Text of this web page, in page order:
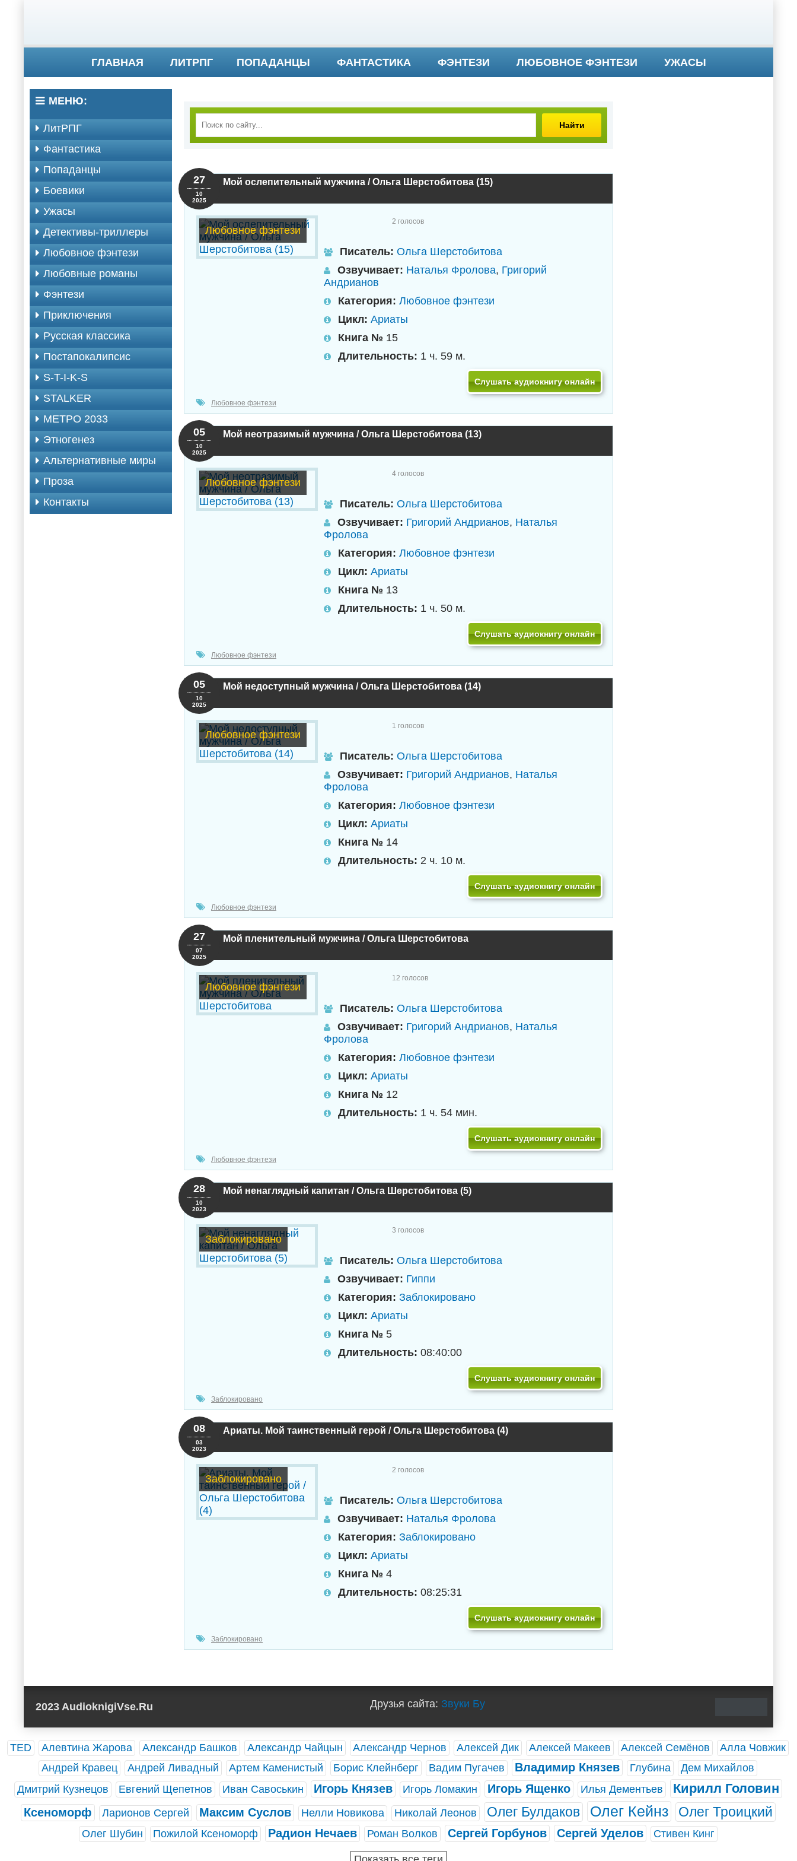
ГЛАВНАЯ ЛИТРПГ ПОПАДАНЦЫ ФАНТАСТИКА ФЭНТЕЗИ ЛЮБОВНОЕ ФЭНТЕЗИ УЖАСЫ
Найти
Мой ослепительный мужчина / Ольга Шерстобитова (15)
27
10
2025
Любовное фэнтези
2 голосов
Писатель: Ольга Шерстобитова
Озвучивает: Наталья Фролова, Григорий
Андрианов
Категория: Любовное фэнтези
Цикл: Ариаты
Книга № 15
Длительность: 1 ч. 59 м.
Слушать аудиокнигу онлайн
Любовное фэнтези
Мой неотразимый мужчина / Ольга Шерстобитова (13)
05
10
2025
Любовное фэнтези
4голосов
Писатель: Ольга Шерстобитова
Озвучивает: Григорий Андрианов, Наталья
Фролова
Категория: Любовное фэнтези
Цикл: Ариаты
Книга № 13
Длительность: 1 ч. 50 м.
Слушать аудиокнигу онлайн
Любовное фэнтези
Мой недоступный мужчина / Ольга Шерстобитова (14)
05
10
2025
Любовное фэнтези
1 голосов
Писатель: Ольга Шерстобитова
Озвучивает: Григорий Андрианов, Наталья
Фролова
Категория: Любовное фэнтези
Цикл: Ариаты
Книга № 14
Длительность: 2 ч. 10 м.
Слушать аудиокнигу онлайн
Любовное фэнтези
Мой пленительный мужчина / Ольга Шерстобитова
27
07
2025
Любовное фэнтези
12 голосов
Писатель: Ольга Шерстобитова
Озвучивает: Григорий Андрианов, Наталья
Фролова
Категория: Любовное фэнтези
Цикл: Ариаты
Книга № 12
Длительность: 1 ч. 54 мин.
Слушать аудиокнигу онлайн
Любовное фэнтези
Мой ненаглядный капитан / Ольга Шерстобитова (5)
28
10
2023
Заблокировано
3 голосов
Писатель: Ольга Шерстобитова
Озвучивает: Гиппи
Категория: Заблокировано
Цикл: Ариаты
Книга № 5
Длительность: 08:40:00
Слушать аудиокнигу онлайн
Заблокировано
Ариаты. Мой таинственный герой / Ольга Шерстобитова (4)
08
03
2023
Заблокировано
2 голосов
Писатель: Ольга Шерстобитова
Озвучивает: Наталья Фролова
Категория: Заблокировано
Цикл: Ариаты
Книга № 4
Длительность: 08:25:31
Слушать аудиокнигу онлайн
Заблокировано
МЕНЮ:
ЛитРПГ
Фантастика
Попаданцы
Боевики
Ужасы
Детективы-триллеры
Любовное фэнтези
Любовные романы
Фэнтези
Приключения
Русская классика
Постапокалипсис
S-T-I-K-S
STALKER
МЕТРО 2033
Этногенез
Альтернативные миры
Проза
Контакты
2023 AudioknigiVse.Ru Друзья сайта: Звуки Бу
TED Алевтина Жарова Александр Башков Александр Чайцын Александр Чернов Алексей Дик Алексей Макеев Алексей Семёнов
Алла Човжик
Андрей Кравец
Андрей Ливадный Артем Каменистый Борис Клейнберг Вадим Пугачев Владимир Князев Глубина
Дем Михайлов
Дмитрий Кузнецов
Евгений Щепетнов Иван Савоськин Игорь Князев Игорь Ломакин Игорь Ященко Илья Дементьев Кирилл Головин
Ксеноморф Ларионов Сергей Максим Суслов Нелли Новикова Николай Леонов Олег Булдаков Олег Кейнз Олег Троицкий
Олег Шубин Пожилой Ксеноморф Радион Нечаев Роман Волков Сергей Горбунов Сергей Уделов Стивен Кинг